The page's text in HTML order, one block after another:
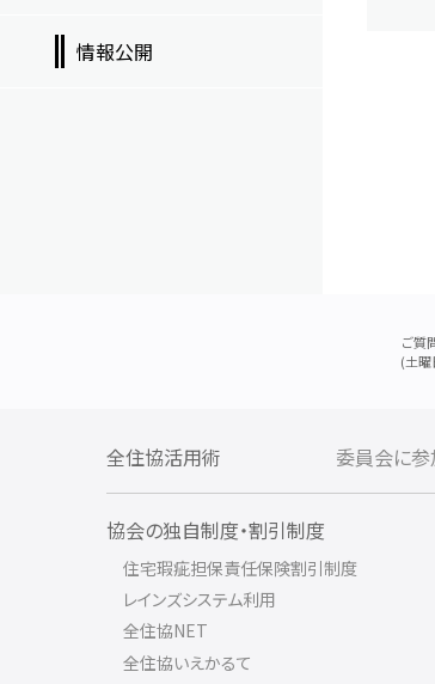
情報公開
ご質
(土
全住協活用術 委員会に参
協会の独自制度・割引制度
住宅瑕疵担保責任保険割引制度
レインズシステム利用
全住協NET
全住協いえかるて